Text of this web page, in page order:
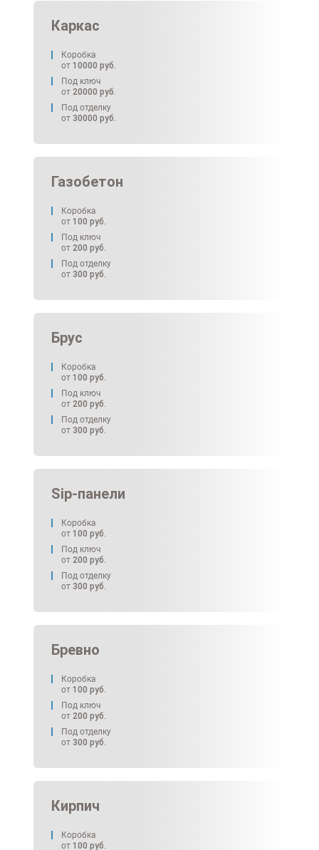
Каркас
Коробка
от 10000 руб.
Под ключ
от 20000 руб.
Под отделку
от 30000 руб.
Газобетон
Коробка
от 100 руб.
Под ключ
от 200 руб.
Под отделку
от 300 руб.
Брус
Коробка
от 100 руб.
Под ключ
от 200 руб.
Под отделку
от 300 руб.
Sip-панели
Коробка
от 100 руб.
Под ключ
от 200 руб.
Под отделку
от 300 руб.
Бревно
Коробка
от 100 руб.
Под ключ
от 200 руб.
Под отделку
от 300 руб.
Кирпич
Коробка
от 100 руб.